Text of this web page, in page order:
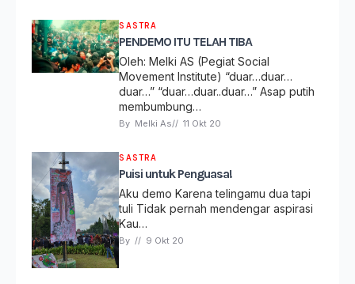
SASTRA
PENDEMO ITU TELAH TIBA
Oleh: Melki AS (Pegiat Social
Movement Institute) “duar…duar…
duar…” “duar…duar..duar…” Asap putih
membumbung…
By Melki As// 11 Okt 20
SASTRA
Puisi untuk Penguasa!
Aku demo Karena telingamu dua tapi
tuli Tidak pernah mendengar aspirasi
Kau…
By // 9 Okt 20